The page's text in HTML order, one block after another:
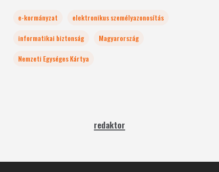
e-kormányzat
elektronikus személyazonosítás
informatikai biztonság
Magyarország
Nemzeti Egységes Kártya
redaktor